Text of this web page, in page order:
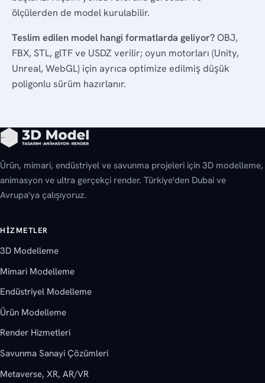
ölçülerden de model kurulabilir.
Teslim edilen model hangi formatlarda geliyor?OBJ,
FBX, STL, glTF ve USDZ verilir; oyun motorları (Unity,
Unreal, WebGL) için ayrıca optimize edilmiş düşük
poligonlu sürüm hazırlanır.
Ürün, mimari, endüstriyel ve savunma projeleri için 3D modelleme,
animasyon ve ultra gerçekçi render. Türkiye'den Dubai ve
Avrupa'ya çalışıyoruz.
HIZMETLER
3D Modelleme
Mimari Modelleme
Endüstriyel Modelleme
Ürün Modelleme
Render Hizmetleri
Savunma Sanayi Çözümleri
Metaverse, XR, AR/VR